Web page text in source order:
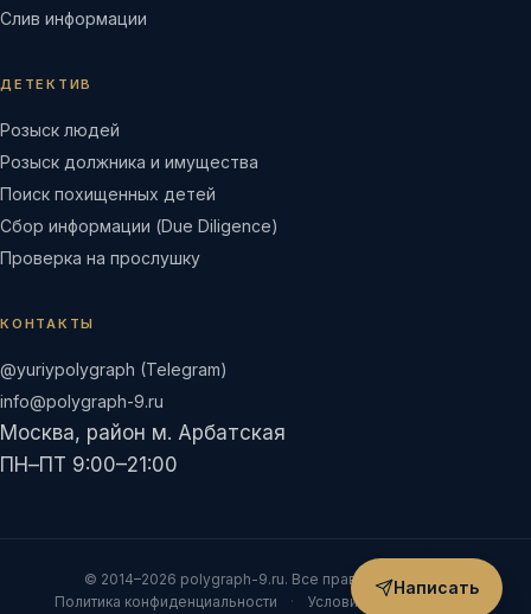
Слив информации
ДЕТЕКТИВ
Розыск людей
Розыск должника и имущества
Поиск похищенных детей
Сбор информации (Due Diligence)
Проверка на прослушку
КОНТАКТЫ
@yuriypolygraph (Telegram)
info@polygraph-9.ru
Москва, район м. Арбатская
ПН–ПТ 9:00–21:00
© 2014–2026 polygraph-9.ru. Все права защищены.
Политика конфиденциальности
· Условия использования
Написать